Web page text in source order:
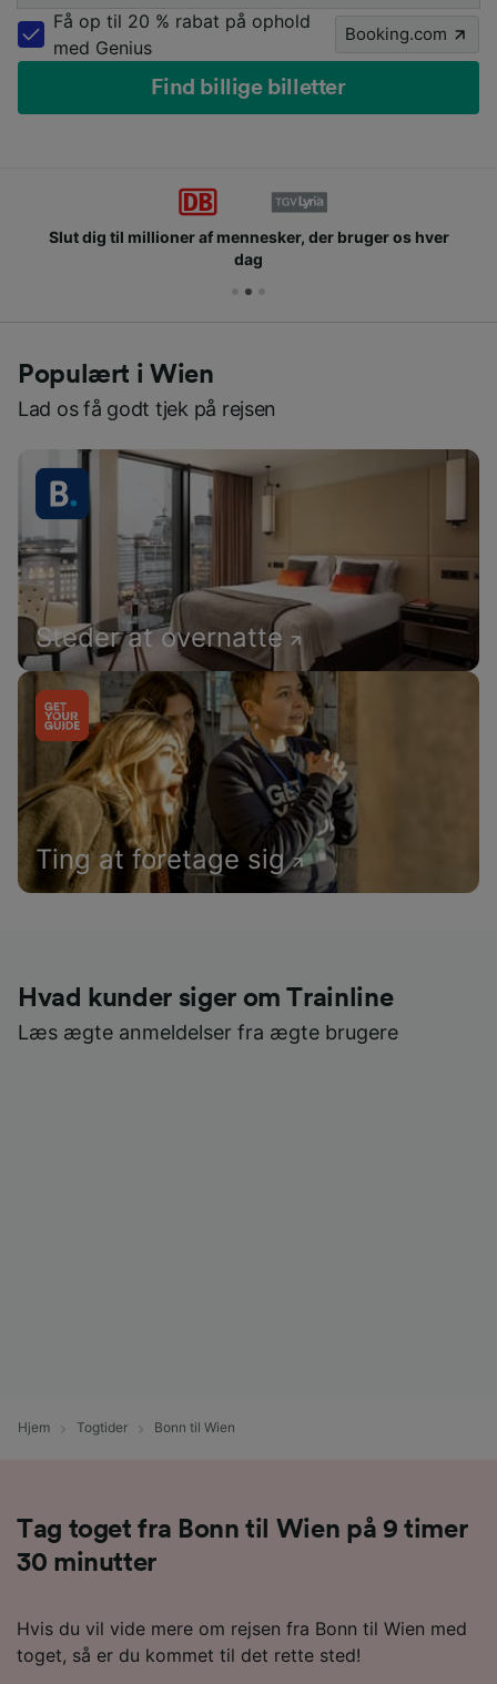
Få op til 20 % rabat på ophold
med Genius
Booking.com
Find billige billetter
Slut dig til millioner af mennesker, der bruger os hver
dag
Populært i Wien
Lad os få godt tjek på rejsen
Steder at overnatte
Ting at foretage sig
Hvad kunder siger om Trainline
Læs ægte anmeldelser fra ægte brugere
Hjem Togtider Bonn til Wien
Tag toget fra Bonn til Wien på 9 timer
30 minutter
Hvis du vil vide mere om rejsen fra Bonn til Wien med
toget, så er du kommet til det rette sted!